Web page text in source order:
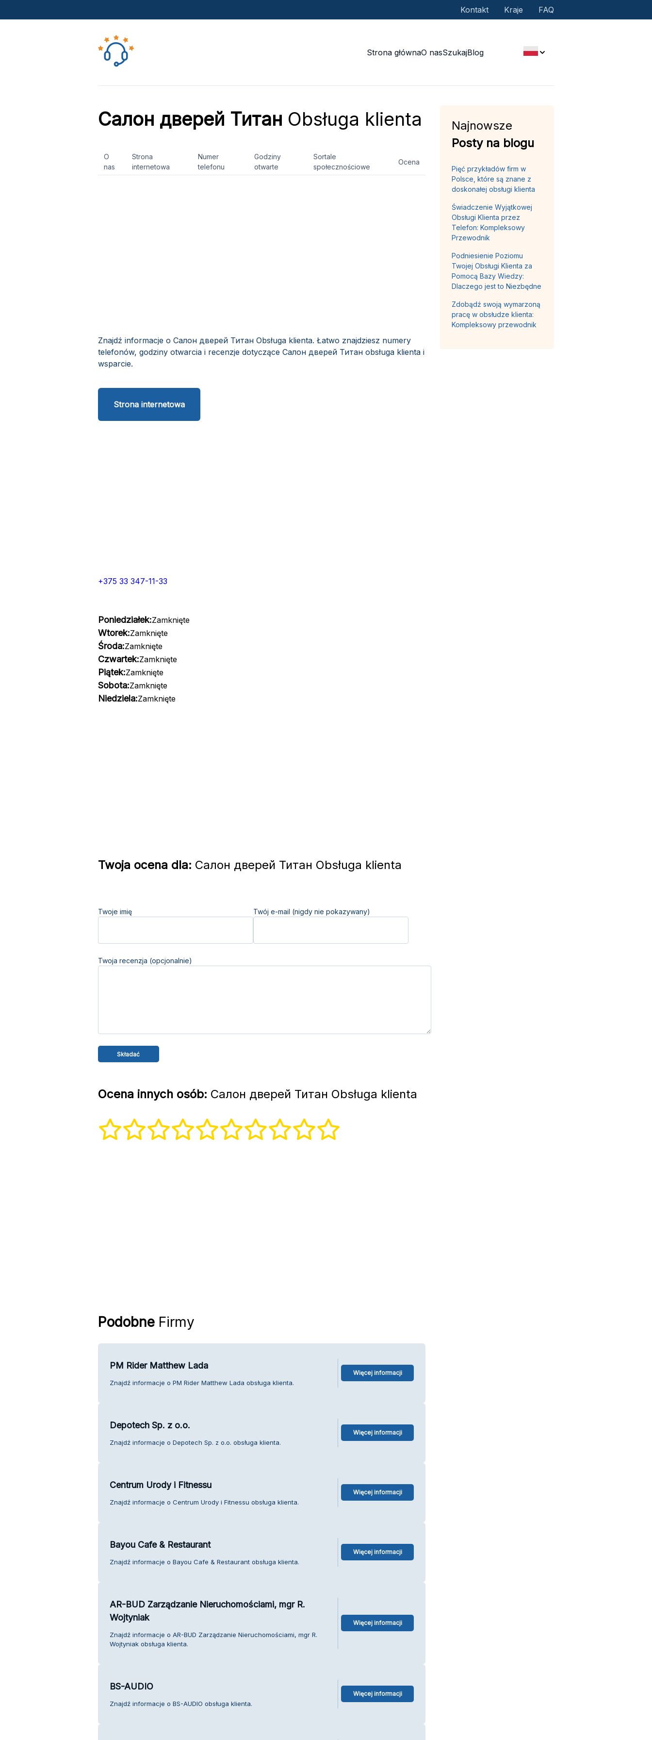
Kontakt Kraje FAQ
Strona głównaO nasSzukajBlog
Салон дверей Титан Obsługa klienta
O
nas
Strona
internetowa
Numer
telefonu
Godziny
otwarte
Sortale
społecznościowe
Ocena
Znajdź informacje o Салон дверей Титан Obsługa klienta. Łatwo znajdziesz numery
telefonów, godziny otwarcia i recenzje dotyczące Салон дверей Титан obsługa klienta i
wsparcie.
Strona internetowa
+375 33 347-11-33
Poniedziałek:Zamknięte
Wtorek:Zamknięte
Środa:Zamknięte
Czwartek:Zamknięte
Piątek:Zamknięte
Sobota:Zamknięte
Niedziela:Zamknięte
Twoja ocena dla: Салон дверей Титан Obsługa klienta
Twoje imię Twój e-mail (nigdy nie pokazywany)
Twoja recenzja (opcjonalnie)
Ocena innych osób: Салон дверей Титан Obsługa klienta
PodobneFirmy
PM Rider Matthew Lada
Znajdź informacje o PM Rider Matthew Lada obsługa klienta.
Więcej informacji
Depotech Sp. z o.o.
Znajdź informacje o Depotech Sp. z o.o. obsługa klienta.
Więcej informacji
Centrum Urody i Fitnessu
Znajdź informacje o Centrum Urody i Fitnessu obsługa klienta.
Więcej informacji
Bayou Cafe & Restaurant
Znajdź informacje o Bayou Cafe & Restaurant obsługa klienta.
Więcej informacji
AR-BUD Zarządzanie Nieruchomościami, mgr R.
Wojtyniak
Znajdź informacje o AR-BUD Zarządzanie Nieruchomościami, mgr R.
Wojtyniak obsługa klienta.
Więcej informacji
BS-AUDIO
Znajdź informacje o BS-AUDIO obsługa klienta.
Więcej informacji
Najnowsze
Posty na blogu
Pięć przykładów firm w
Polsce, które są znane z
doskonałej obsługi klienta
Świadczenie Wyjątkowej
Obsługi Klienta przez
Telefon: Kompleksowy
Przewodnik
Podniesienie Poziomu
Twojej Obsługi Klienta za
Pomocą Bazy Wiedzy:
Dlaczego jest to Niezbędne
Zdobądź swoją wymarzoną
pracę w obsłudze klienta:
Kompleksowy przewodnik